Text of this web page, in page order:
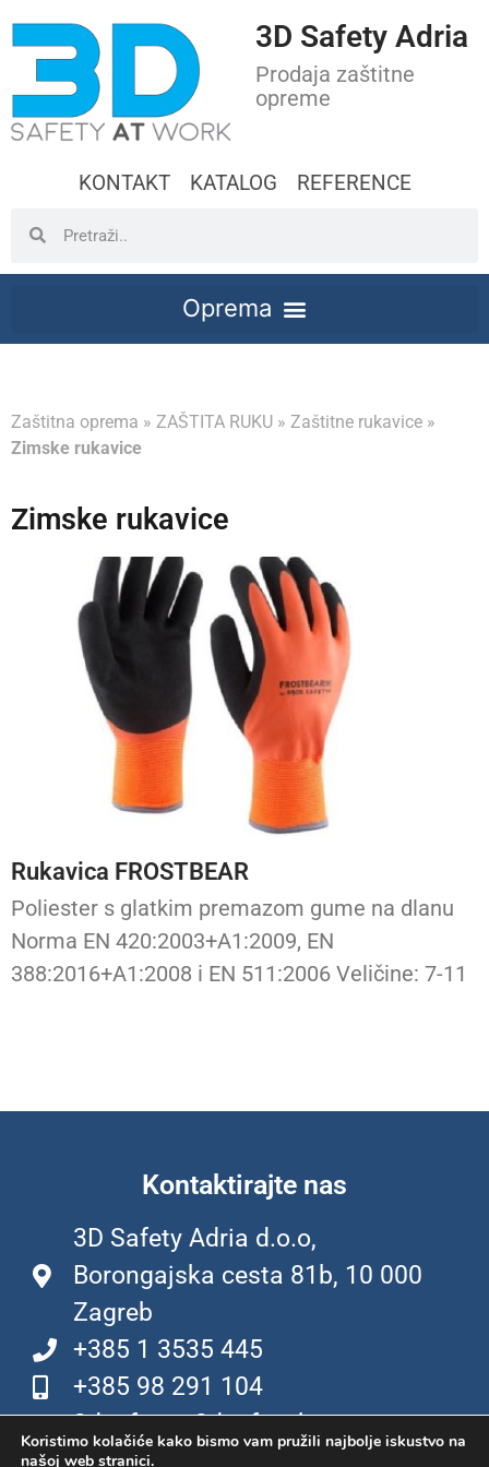
3D Safety Adria
Prodaja zaštitne
opreme
KONTAKT KATALOG REFERENCE
Zaštitna oprema » ZAŠTITA RUKU » Zaštitne rukavice »
Zimske rukavice
Zimske rukavice
Rukavica FROSTBEAR
Poliester s glatkim premazom gume na dlanu
Norma EN 420:2003+A1:2009, EN
388:2016+A1:2008 i EN 511:2006 Veličine: 7-11
Kontaktirajte nas
3D Safety Adria d.o.o,
Borongajska cesta 81b, 10 000
Zagreb
+385 1 3535 445
+385 98 291 104
3dsafety@3dsafety.hr
Koristimo kolačiće kako bismo vam pružili najbolje iskustvo na
našoj web stranici.